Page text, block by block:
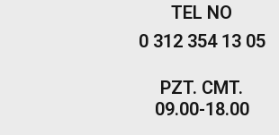
TEL NO
0 312 354 13 05
PZT. CMT.
09.00-18.00